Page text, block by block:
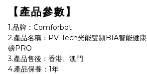
【產品參數】
1.品牌：Comforbot
2.產品名稱：PV-Tech光能雙頻BIA智能健
磅PRO
3.產品售後：香港、澳門
4.產品保養：1年